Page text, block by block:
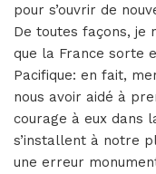
pour s’ouvrir de
De toutes façons, je
que la France sorte
Pacifique: en fait,
nous avoir aidé à
courage à eux dans
s’installent à notre
une erreur